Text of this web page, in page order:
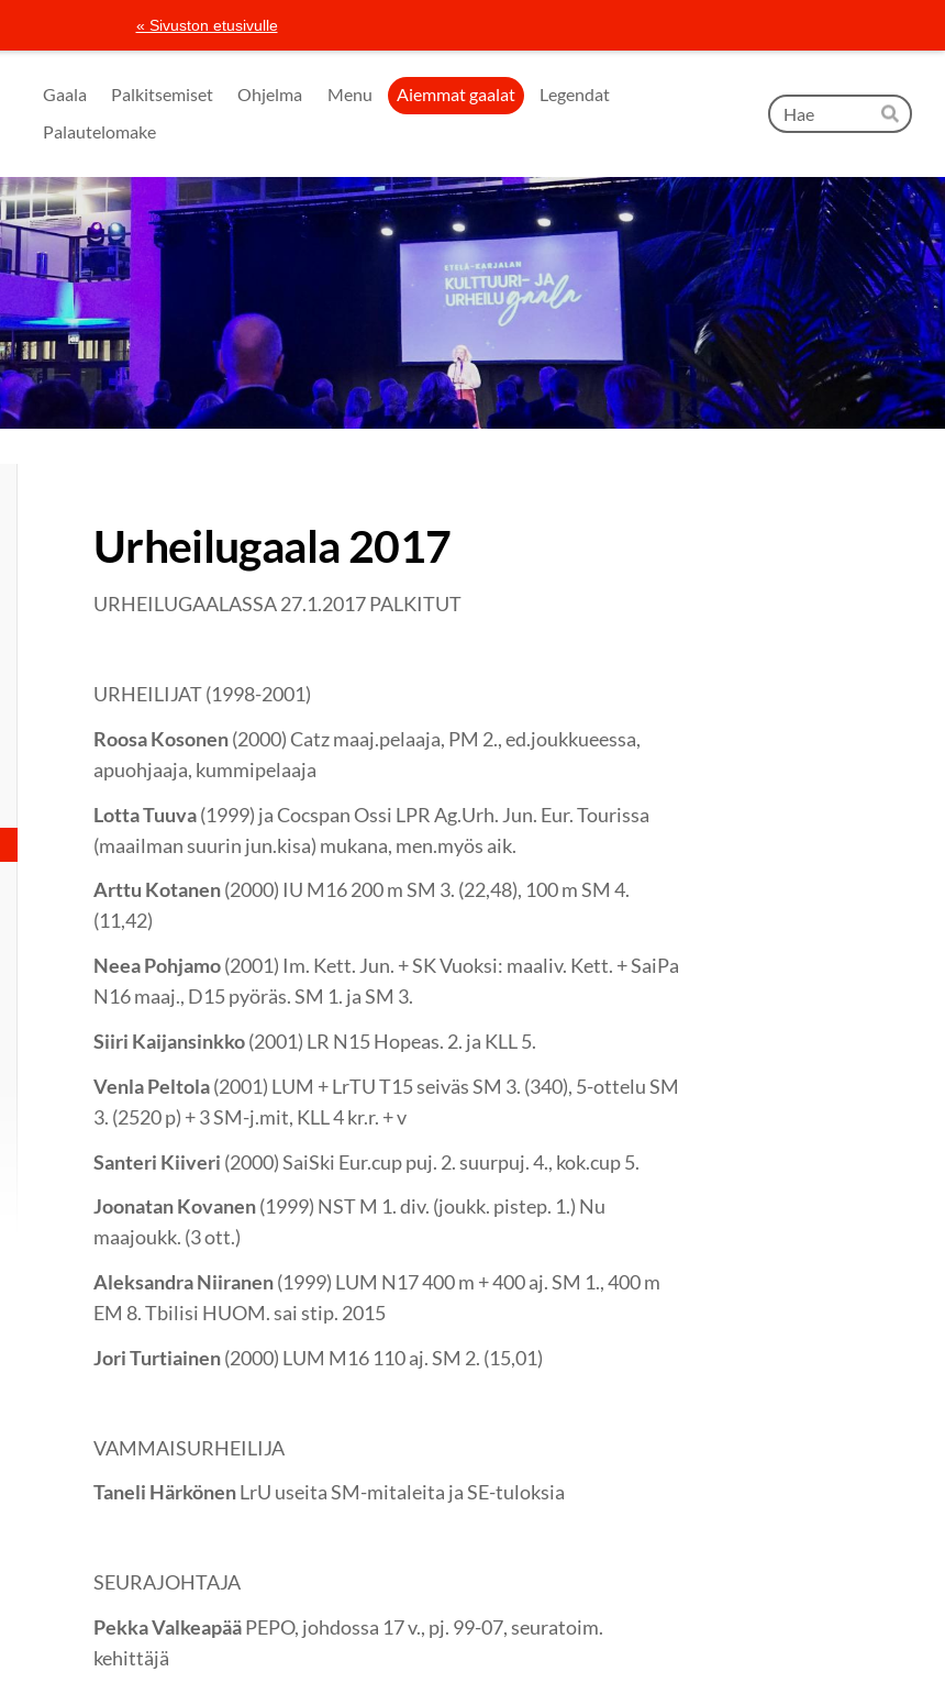
« Sivuston etusivulle
Gaala Palkitsemiset Ohjelma Menu Aiemmat gaalat
Legendat
Palautelomake
Hae
Urheilugaala 2017
URHEILUGAALASSA 27.1.2017 PALKITUT
URHEILIJAT (1998-2001)
Roosa Kosonen(2000) Catz maaj.pelaaja, PM 2., ed.joukkueessa,
apuohjaaja, kummipelaaja
Lotta Tuuva(1999) ja Cocspan Ossi LPR Ag.Urh. Jun. Eur. Tourissa
(maailman suurin jun.kisa) mukana, men.myös aik.
Arttu Kotanen(2000) IU M16 200 m SM 3. (22,48), 100 m SM 4.
(11,42)
Neea Pohjamo(2001) Im. Kett. Jun. + SK Vuoksi: maaliv. Kett. + SaiPa
N16 maaj., D15 pyöräs. SM 1. ja SM 3.
Siiri Kaijansinkko(2001) LR N15 Hopeas. 2. ja KLL 5.
Venla Peltola(2001) LUM + LrTU T15 seiväs SM 3. (340), 5-ottelu SM
3. (2520 p) + 3 SM-j.mit, KLL 4 kr.r. + v
Santeri Kiiveri (2000) SaiSki Eur.cup puj. 2. suurpuj. 4., kok.cup 5.
Joonatan Kovanen(1999) NST M 1. div. (joukk. pistep. 1.) Nu
maajoukk. (3 ott.)
Aleksandra Niiranen(1999) LUM N17 400 m + 400 aj. SM 1., 400 m
EM 8. Tbilisi HUOM. sai stip. 2015
Jori Turtiainen(2000) LUM M16 110 aj. SM 2. (15,01)
VAMMAISURHEILIJA
Taneli HärkönenLrU useita SM-mitaleita ja SE-tuloksia
SEURAJOHTAJA
Pekka ValkeapääPEPO, johdossa 17 v., pj. 99-07, seuratoim.
kehittäjä